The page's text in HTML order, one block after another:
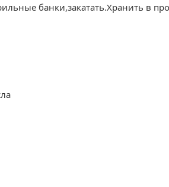
банки,закатать.Хранить в